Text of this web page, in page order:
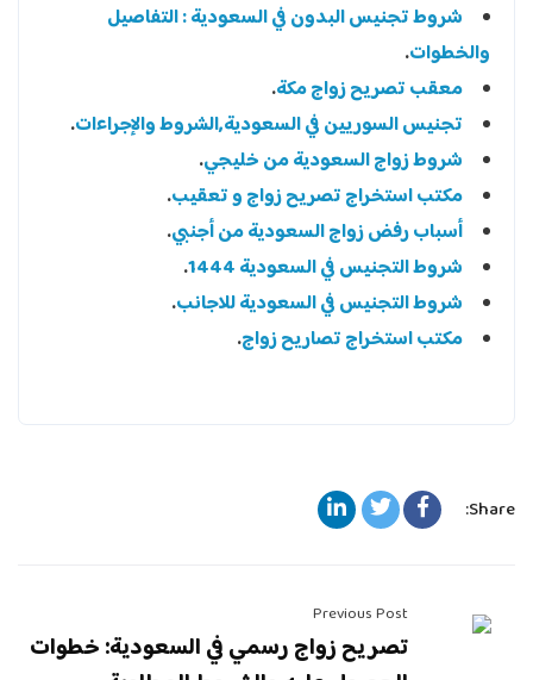
شروط تجنيس البدون في السعودية : التفاصيل
والخطوات.
معقب تصريح زواج مكة.
تجنيس السوريين في السعودية,الشروط والإجراءات.
شروط زواج السعودية من خليجي.
مكتب استخراج تصريح زواج و تعقيب.
أسباب رفض زواج السعودية من أجنبي.
شروط التجنيس في السعودية 1444
.
شروط التجنيس في السعودية للاجانب.
مكتب استخراج تصاريح زواج.
Share:
Previous Post
تصريح زواج رسمي في السعودية: خطوات